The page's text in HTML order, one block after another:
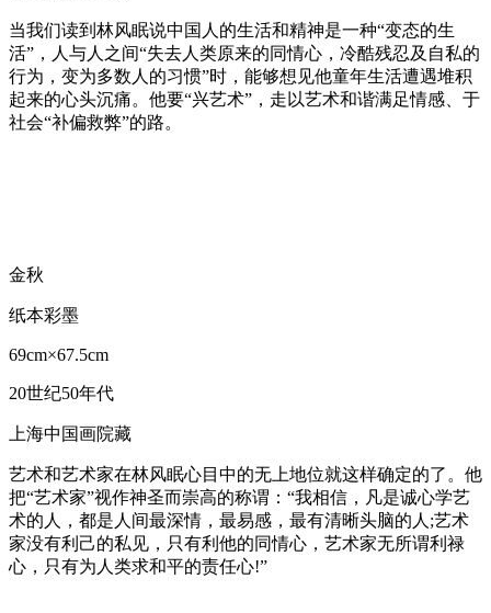
当我们读到林风眠说中国人的生活和精神是一种“变态的生
活”，人与人之间“失去人类原来的同情心，冷酷残忍及自私的
行为，变为多数人的习惯”时，能够想见他童年生活遭遇堆积
起来的心头沉痛。他要“兴艺术”，走以艺术和谐满足情感、于
社会“补偏救弊”的路。
金秋
纸本彩墨
69cm×67.5cm
20世纪50年代
上海中国画院藏
艺术和艺术家在林风眠心目中的无上地位就这样确定的了。他
把“艺术家”视作神圣而崇高的称谓：“我相信，凡是诚心学艺
术的人，都是人间最深情，最易感，最有清晰头脑的人;艺术
家没有利己的私见，只有利他的同情心，艺术家无所谓利禄
心，只有为人类求和平的责任心!”